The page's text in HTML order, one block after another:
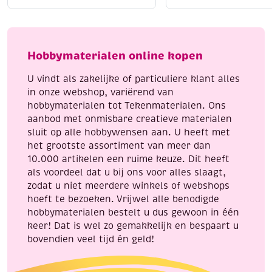
voor behoud van vorm
professionele en luxe uitstraling.
50
korenblauw
50
lichtgeel
Hobbymaterialen online kopen
U vindt als zakelijke of particuliere klant alles
in onze webshop, variërend van
hobbymaterialen tot Tekenmaterialen. Ons
aanbod met onmisbare creatieve materialen
sluit op alle hobbywensen aan. U heeft met
het grootste assortiment van meer dan
10.000 artikelen een ruime keuze. Dit heeft
als voordeel dat u bij ons voor alles slaagt,
zodat u niet meerdere winkels of webshops
hoeft te bezoeken. Vrijwel alle benodigde
hobbymaterialen bestelt u dus gewoon in één
keer! Dat is wel zo gemakkelijk en bespaart u
bovendien veel tijd én geld!